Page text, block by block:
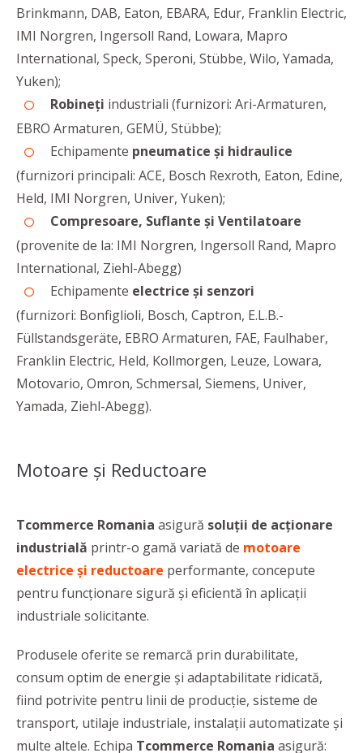
Brinkmann, DAB, Eaton, EBARA, Edur, Franklin Electric,
IMI Norgren, Ingersoll Rand, Lowara, Mapro
International, Speck, Speroni, Stübbe, Wilo, Yamada,
Yuken);
Robineți industriali (furnizori: Ari-Armaturen,
EBRO Armaturen, GEMÜ, Stübbe);
Echipamente pneumatice și hidraulice
(furnizori principali: ACE, Bosch Rexroth, Eaton, Edine,
Held, IMI Norgren, Univer, Yuken);
Compresoare, Suflante și Ventilatoare
(provenite de la: IMI Norgren, Ingersoll Rand, Mapro
International, Ziehl-Abegg)
Echipamente electrice și senzori
(furnizori: Bonfiglioli, Bosch, Captron, E.L.B.-
Füllstandsgeräte, EBRO Armaturen, FAE, Faulhaber,
Franklin Electric, Held, Kollmorgen, Leuze, Lowara,
Motovario, Omron, Schmersal, Siemens, Univer,
Yamada, Ziehl-Abegg).
Motoare și Reductoare
Tcommerce Romania asigură soluții de acționare
industrială printr-o gamă variată de motoare
electrice și reductoare performante, concepute
pentru funcționare sigură și eficientă în aplicații
industriale solicitante.
Produsele oferite se remarcă prin durabilitate,
consum optim de energie și adaptabilitate ridicată,
fiind potrivite pentru linii de producție, sisteme de
transport, utilaje industriale, instalații automatizate și
multe altele. Echipa Tcommerce Romania asigură: